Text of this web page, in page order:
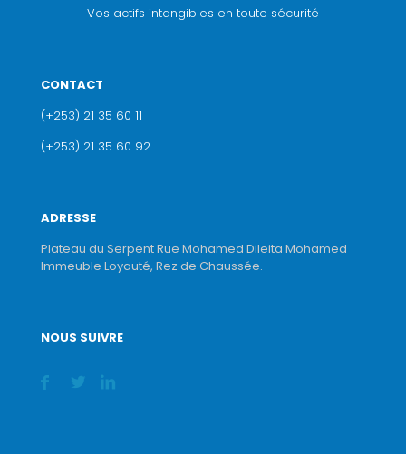
Vos actifs intangibles en toute sécurité
CONTACT
(+253) 21 35 60 11
(+253) 21 35 60 92
ADRESSE
Plateau du Serpent Rue Mohamed Dileita Mohamed
Immeuble Loyauté, Rez de Chaussée.
NOUS SUIVRE